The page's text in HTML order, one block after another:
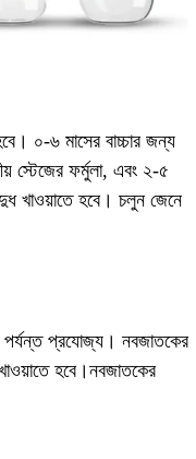
০-৬ মাসের বাচ্চার জন্য
স্টেজের ফর্মুলা, এবং ২-৫
খাওয়াতে হবে। চলুন জেনে
পর্যন্ত প্রযোজ্য। নবজাতকের
হবে।নবজাতকের